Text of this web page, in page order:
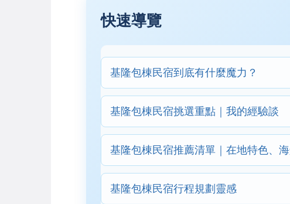
快速導覽
基隆包棟民宿到底有什麼魔力？
基隆包棟民宿挑選重點｜我的經驗談
基隆包棟民宿推薦清單｜在地特色、
基隆包棟民宿行程規劃靈感